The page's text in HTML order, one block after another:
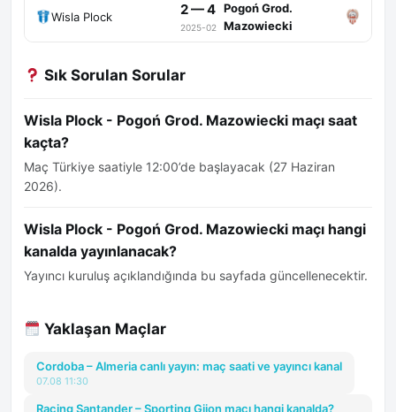
Wisla Plock 2 — 4
2025-02
Pogoń Grod.
Mazowiecki
Sık Sorulan Sorular
Wisla Plock - Pogoń Grod. Mazowiecki maçı saat
kaçta?
Maç Türkiye saatiyle 12:00’de başlayacak (27 Haziran
2026).
Wisla Plock - Pogoń Grod. Mazowiecki maçı hangi
kanalda yayınlanacak?
Yayıncı kuruluş açıklandığında bu sayfada güncellenecektir.
Yaklaşan Maçlar
Cordoba – Almeria canlı yayın: maç saati ve yayıncı kanal
07.08 11:30
Racing Santander – Sporting Gijon maçı hangi kanalda?